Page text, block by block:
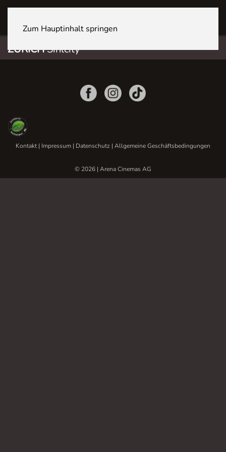
Zum Hauptinhalt springen
ZÜRICHSihlcity
Kontakt| Impressum | Datenschutz | Allgemeine Geschäftsbedingungen
© 2026 | Arena Cinemas AG